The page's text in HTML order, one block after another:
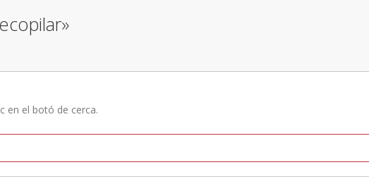
en el botó de cerca.